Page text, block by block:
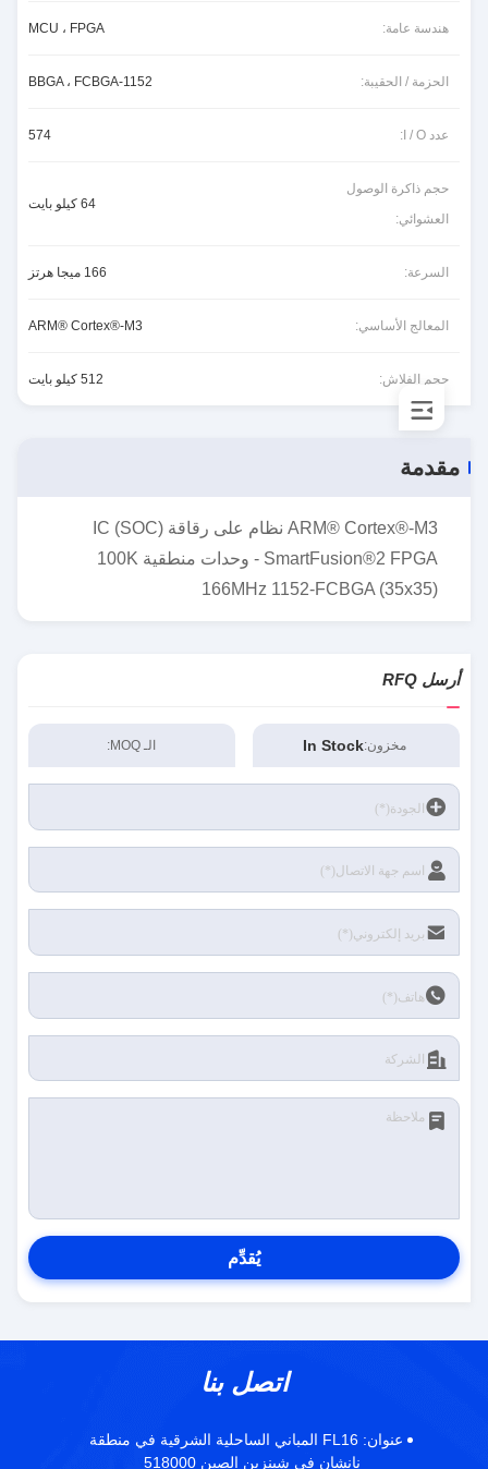
هندسة عامة: MCU ، FPGA
الحزمة / الحقيبة: 1152-BBGA ، FCBGA
عدد I / O: 574
حجم ذاكرة الوصول
العشوائي:
64 كيلو بايت
السرعة: 166 ميجا هرتز
المعالج الأساسي: ARM® Cortex®-M3
حجم الفلاش: 512 كيلو بايت
مقدمة
ARM® Cortex®-M3 نظام على رقاقة (SOC) IC
SmartFusion®2 FPGA - وحدات منطقية 100K
166MHz 1152-FCBGA (35x35)
أرسل RFQ
مخزون:In Stock الـ MOQ:
يُقدِّم
اتصل بنا
عنوان:
FL16 المباني الساحلية الشرقية في منطقة
نانشان في شينزين الصين 518000